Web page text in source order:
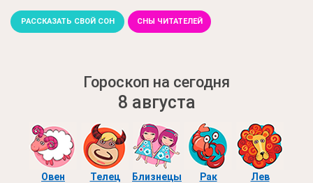
РАССКАЗАТЬ СВОЙ СОН СНЫ ЧИТАТЕЛЕЙ
Гороскоп на сегодня
8 августа
Овен Телец Близнецы Рак Лев